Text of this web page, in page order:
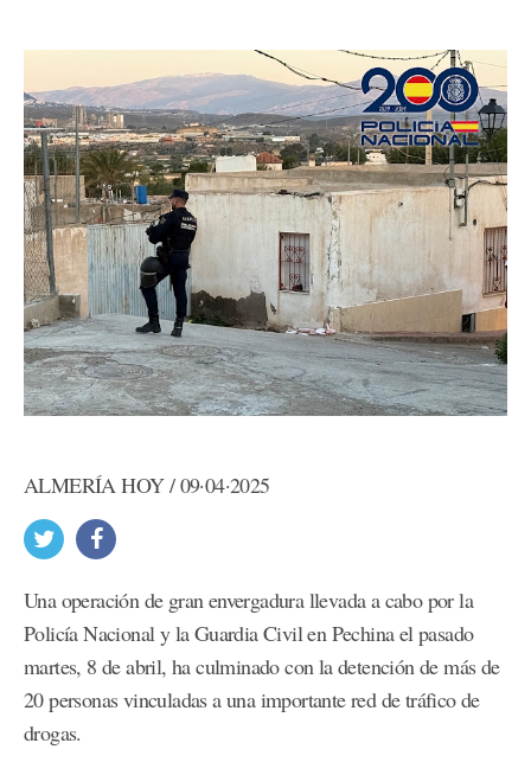
ALMERÍA HOY / 09·04·2025
Una operación de gran envergadura llevada a cabo por la
Policía Nacional y la Guardia Civil en Pechina el pasado
martes, 8 de abril, ha culminado con la detención de más de
20 personas vinculadas a una importante red de tráfico de
drogas.